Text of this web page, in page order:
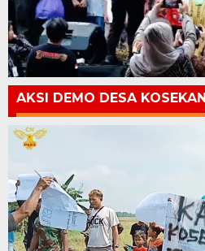
AKSI DEMO DESA KOSEKAN